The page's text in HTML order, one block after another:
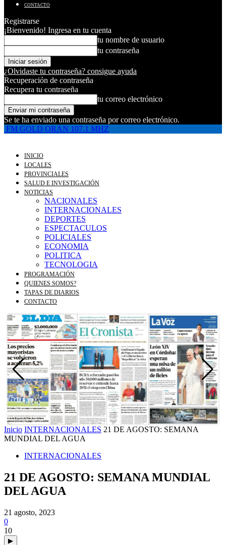
CONTACTO
Registrarse
¡Bienvenido! Ingresa en tu cuenta
tu nombre de usuario
tu contraseña
¿Olvidaste tu contraseña? consigue ayuda
Recuperación de contraseña
Recupera tu contraseña
tu correo electrónico
Se te ha enviado una contraseña por correo electrónico.
FM GOLD ORAN 107.1 MHZ
INICIO
LOCALES
PROVINCIALES
SALUD E INVESTIGACIÓN
NOTICIAS
NACIONALES
INTERNACIONALES
DEPORTES
ESPECTACULOS
POLICIALES
ECONOMIA
POLITICA
TECNOLOGIA
PROGRAMACIÓN
QUIENES SOMOS?
TAPAS DE DIARIOS
CONTACTO
Inicio INTERNACIONALES 21 DE AGOSTO: SEMANA
MUNDIAL DEL AGUA
INTERNACIONALES
21 DE AGOSTO: SEMANA MUNDIAL
DEL AGUA
21 agosto, 2023
0
10
▶